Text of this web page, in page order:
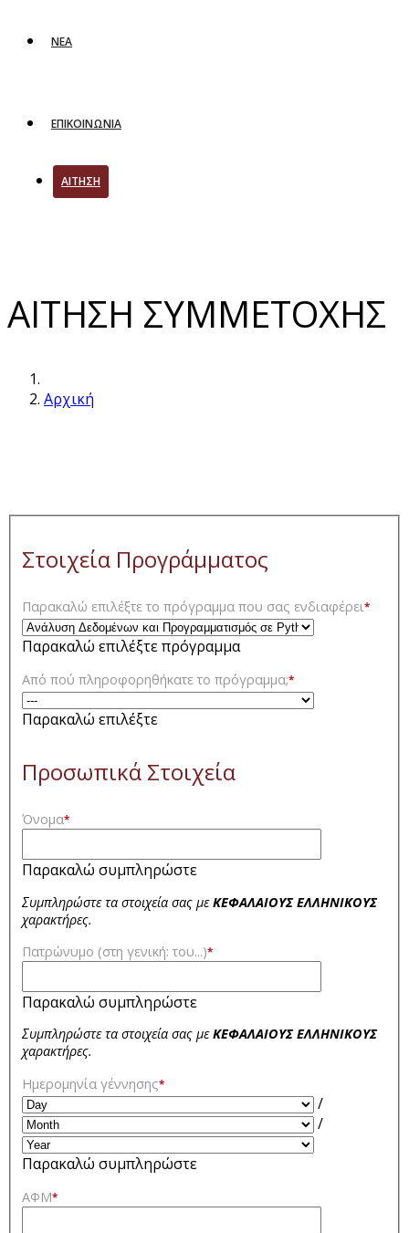
ΝΕΑ
ΕΠΙΚΟΙΝΩΝΙΑ
ΑΙΤΗΣΗ
ΑΙΤΗΣΗ ΣΥΜΜΕΤΟΧΗΣ
Αρχική
Στοιχεία Προγράμματος
Παρακαλώ επιλέξτε το πρόγραμμα που σας ενδιαφέρει*
Παρακαλώ επιλέξτε πρόγραμμα
Από πού πληροφορηθήκατε το πρόγραμμα;*
Παρακαλώ επιλέξτε
Προσωπικά Στοιχεία
Όνομα*
Παρακαλώ συμπληρώστε
Συμπληρώστε τα στοιχεία σας μεΚΕΦΑΛΑΙΟΥΣ ΕΛΛΗΝΙΚΟΥΣ
χαρακτήρες.
Πατρώνυμο (στη γενική: του...)*
Παρακαλώ συμπληρώστε
Συμπληρώστε τα στοιχεία σας μεΚΕΦΑΛΑΙΟΥΣ ΕΛΛΗΝΙΚΟΥΣ
χαρακτήρες.
Ημερομηνία γέννησης*
/
/
Παρακαλώ συμπληρώστε
ΑΦΜ*